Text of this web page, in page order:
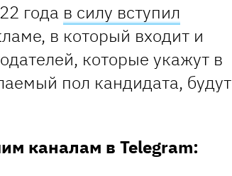
года в силу вступил
в который входит и
которые укажут в
пол кандидата, будут
каналам в Telegram: